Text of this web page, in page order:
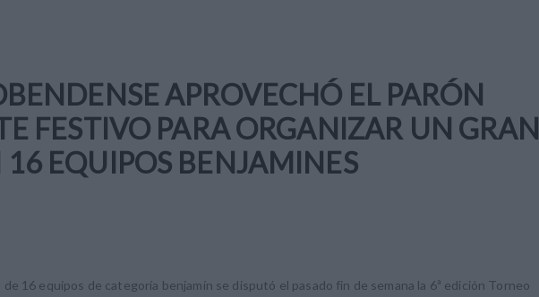
APROVECHÓ EL PARÓN
FESTIVO PARA ORGANIZAR UN GRAN
EQUIPOS BENJAMINES
16 equipos de categoría benjamín se disputó el pasado fin de semana la 6ª edición Torneo